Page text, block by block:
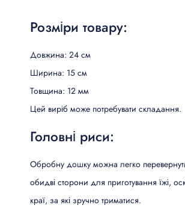
Розміри товару:
Довжина: 24 см
Ширина: 15 см
Товщина: 12 мм
Цей виріб може потребувати складання.
Головні риси:
Обробну дошку можна легко перевернути
обидві сторони для приготування їжі,
краї, за які зручно триматися.